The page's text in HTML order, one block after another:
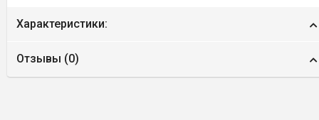
Характеристики:
Отзывы (0)